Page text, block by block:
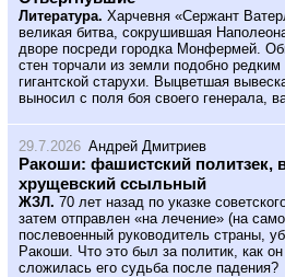
Литература. Харчевня «Сержант
великая битва, сокрушившая
дворе посреди городка Монфермей.
стен торчали из земли подобно
гигантской старухи. Выцветшая
выносил с поля боя своего генерала,
29.7.2026 Андрей Дмитриев
Ракоши: фашистский политзек,
хрущевский ссыльный
ЖЗЛ. 70 лет назад по указке
затем отправлен «на лечение» (на
послевоенный руководитель страны,
Ракоши. Что это был за политик, как
сложилась его судьба после падения?